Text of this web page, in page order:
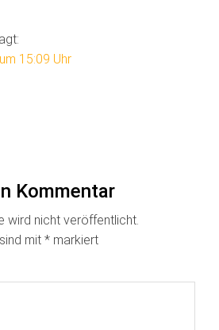
15:09 Uhr
Kommentar
wird nicht veröffentlicht.
mit * markiert